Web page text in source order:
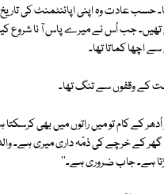
حسب عادت وہ اپنی اپائنٹمنٹ کی تاریخ
جب اُس نے میرے پاس آ نا شروع کیا
اچھا کماتا تھا۔
کے وقفوں سے تنگ تھا۔
اور میرا کام تو 24 گھنٹے والا ہے۔ اِدھر اُدھر کے کام تو میں
کے خرچے کی ذمّہ داری میری ہے۔
ہے۔ جاب ضروری ہے۔''